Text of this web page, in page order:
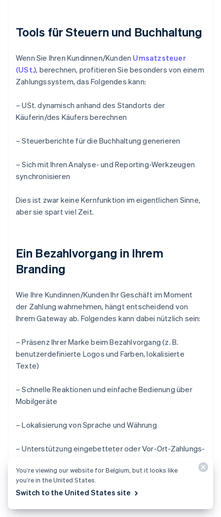
Tools für Steuern und Buchhaltung
Wenn Sie Ihren Kundinnen/Kunden Umsatzsteuer
(USt.), berechnen, profitieren Sie besonders von einem
Zahlungssystem, das Folgendes kann:
– USt. dynamisch anhand des Standorts der
Käuferin/des Käufers berechnen
– Steuerberichte für die Buchhaltung generieren
– Sich mit Ihren Analyse- und Reporting-Werkzeugen
synchronisieren
Dies ist zwar keine Kernfunktion im eigentlichen Sinne,
aber sie spart viel Zeit.
Ein Bezahlvorgang in Ihrem
Branding
Wie Ihre Kundinnen/Kunden Ihr Geschäft im Moment
der Zahlung wahrnehmen, hängt entscheidend von
Ihrem Gateway ab. Folgendes kann dabei nützlich sein:
– Präsenz Ihrer Marke beim Bezahlvorgang (z. B.
benutzerdefinierte Logos und Farben, lokalisierte
Texte)
– Schnelle Reaktionen und einfache Bedienung über
Mobilgeräte
– Lokalisierung von Sprache und Währung
– Unterstützung eingebetteter oder Vor-Ort-Zahlungs-
Ein sauberer, konsistenter Vorgang begünstigt die
Konversion.
You’re viewing our website for Belgium, but it looks like
you’re in the United States.
Switch to the United States site